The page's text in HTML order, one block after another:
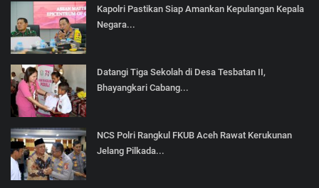
Kapolri Pastikan Siap Amankan Kepulangan Kepala
Negara...
Datangi Tiga Sekolah di Desa Tesbatan II,
Bhayangkari Cabang...
NCS Polri Rangkul FKUB Aceh Rawat Kerukunan
Jelang Pilkada...